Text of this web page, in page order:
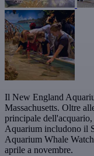
Il New England
Massachusetts. Oltre
principale
Aquarium includono il
Aquarium Whale
aprile a novembre.